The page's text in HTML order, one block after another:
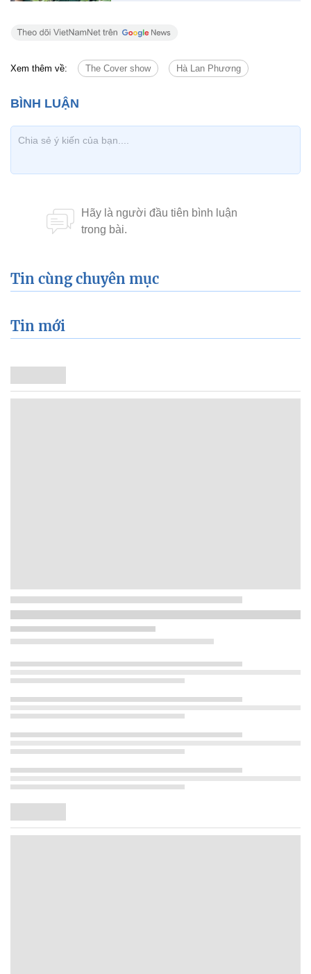
Xem thêm về: The Cover show Hà Lan Phương
Tin cùng chuyên mục
Tin mới